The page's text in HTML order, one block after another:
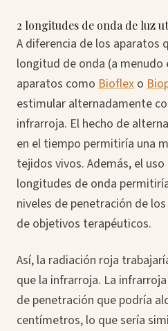
2 longitudes de onda de luz
A diferencia de los aparatos
longitud de onda (a
aparatos como Bioflex o
estimular alternadamente
infrarroja. El hecho de
en el tiempo permitiría una
tejidos vivos. Además, el
longitudes de onda
niveles de penetración de
de objetivos terapéuticos.
Así, la radiación roja
que la infrarroja. La
de penetración que podría
centímetros, lo que sería